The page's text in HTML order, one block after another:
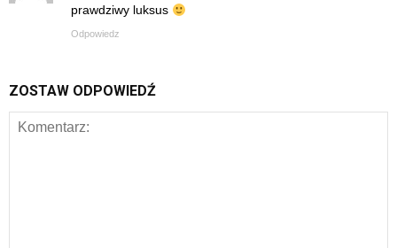
prawdziwy luksus
Odpowiedz
ZOSTAW ODPOWIEDŹ